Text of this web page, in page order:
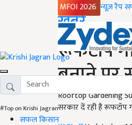
MFOI 2026 न्यूज़ रैप
#Top on Krishi Jagran
सफल किसान
Home
ख़बरें
रूफटॉप
बनाने पर
Rooftop Gardening
सरकार दें रही है रूफटॉप